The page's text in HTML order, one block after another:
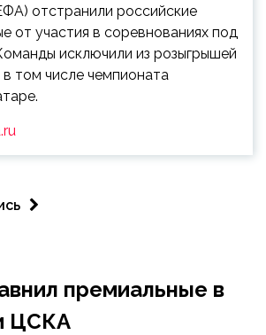
отстранили российские
от участия в соревнованиях под
исключили из розыгрышей
том числе чемпионата
премиальные в
ЦСКА